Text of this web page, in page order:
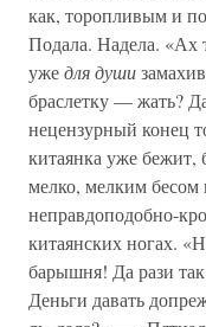
как, торопливым и
Подала. Надела. «Ах
ужедля души
браслетку — жать?
нецензурный конец
китаянка уже бежит,
мелко, мелким бесом
неправдоподобно-
китаянских ногах.
барышня! Да рази
Деньги давать